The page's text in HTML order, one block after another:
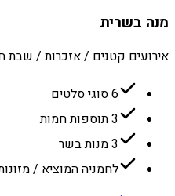
מנה בשרית
אירועים קטנים / אזכרות / שבת
6 סוגי סלטים
3 תוספות חמות
3 מנות בשר
לחמניה המוציא /